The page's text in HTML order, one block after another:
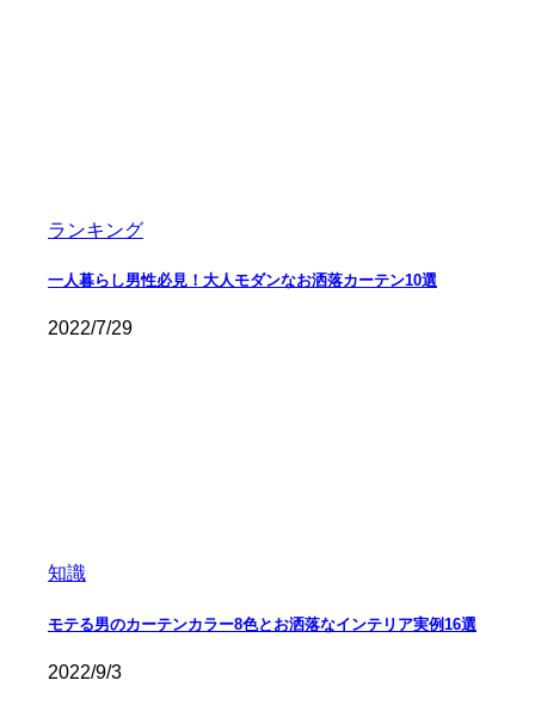
ランキング
一人暮らし男性必見！大人モダンなお洒落カーテン10選
2022/7/29
知識
モテる男のカーテンカラー8色とお洒落なインテリア実例16選
2022/9/3